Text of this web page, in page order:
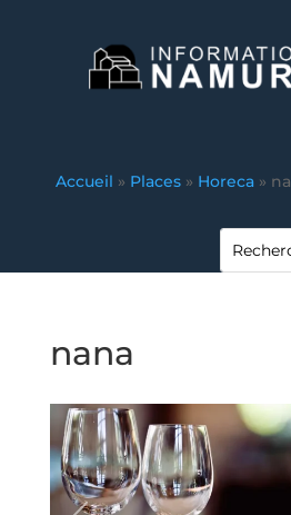
Accueil » Places » Horeca »
nana